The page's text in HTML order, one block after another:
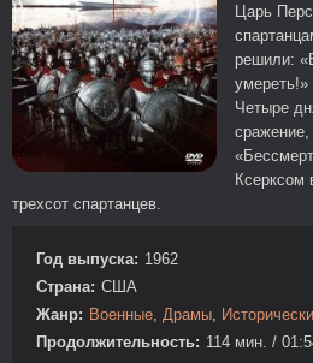
Царь
решили:
умереть!»
Четыре
Ксерксом
трехсот спартанцев.
Год выпуска: 1962
Страна: США
Жанр: Военные, Драмы,
Продолжительность: 114 мин. /